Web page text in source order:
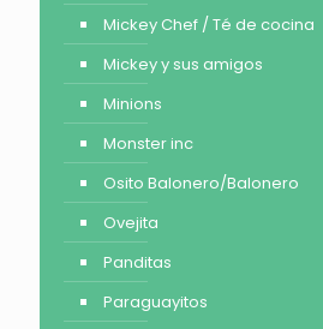
Mickey Chef / Té de cocina
Mickey y sus amigos
Minions
Monster inc
Osito Balonero/Balonero
Ovejita
Panditas
Paraguayitos